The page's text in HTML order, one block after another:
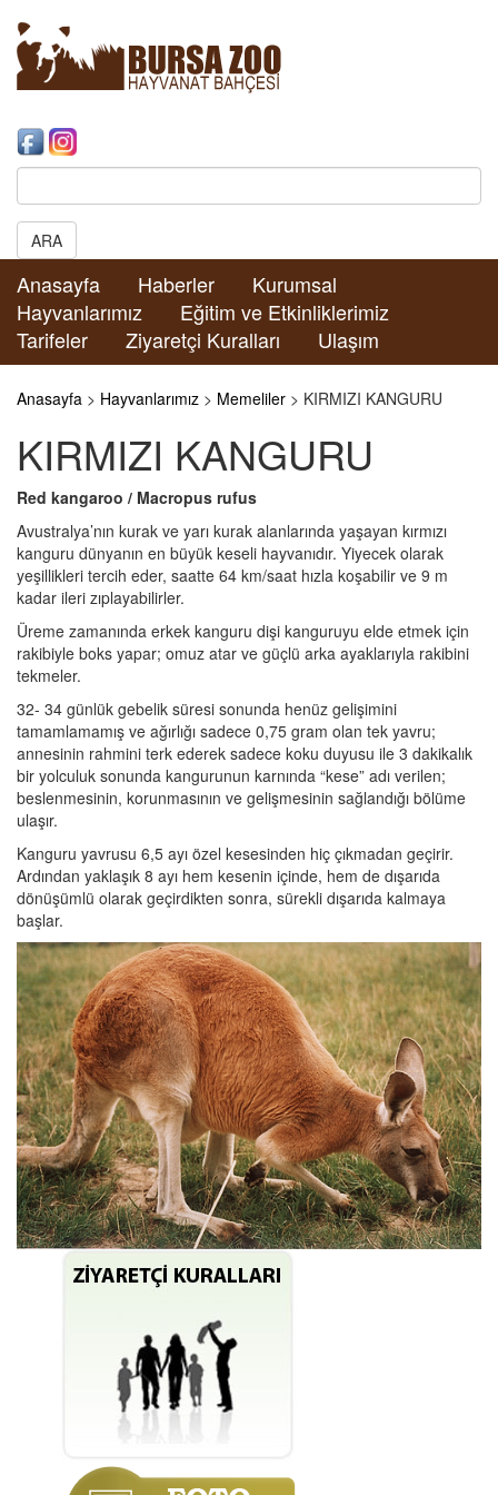
Search:
ARA
Anasayfa Haberler
Kurumsal
Hayvanlarımız
Eğitim ve Etkinliklerimiz
Tarifeler
Ziyaretçi Kuralları Ulaşım
Anasayfa > Hayvanlarımız > Memeliler > KIRMIZI KANGURU
KIRMIZI KANGURU
Red kangaroo / Macropus rufus
Avustralya’nın kurak ve yarı kurak alanlarında yaşayan kırmızı
kanguru dünyanın en büyük keseli hayvanıdır. Yiyecek olarak
yeşillikleri tercih eder, saatte 64 km/saat hızla koşabilir ve 9 m
kadar ileri zıplayabilirler.
Üreme zamanında erkek kanguru dişi kanguruyu elde etmek için
rakibiyle boks yapar; omuz atar ve güçlü arka ayaklarıyla rakibini
tekmeler.
32- 34 günlük gebelik süresi sonunda henüz gelişimini
tamamlamamış ve ağırlığı sadece 0,75 gram olan tek yavru;
annesinin rahmini terk ederek sadece koku duyusu ile 3 dakikalık
bir yolculuk sonunda kangurunun karnında “kese” adı verilen;
beslenmesinin, korunmasının ve gelişmesinin sağlandığı bölüme
ulaşır.
Kanguru yavrusu 6,5 ayı özel kesesinden hiç çıkmadan geçirir.
Ardından yaklaşık 8 ayı hem kesenin içinde, hem de dışarıda
dönüşümlü olarak geçirdikten sonra, sürekli dışarıda kalmaya
başlar.